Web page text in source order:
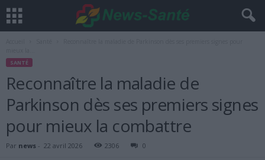
SANTÉ
Reconnaître la maladie de
Parkinson dès ses premiers signes
pour mieux la combattre
Par news - 22 avril 2026 2306 0